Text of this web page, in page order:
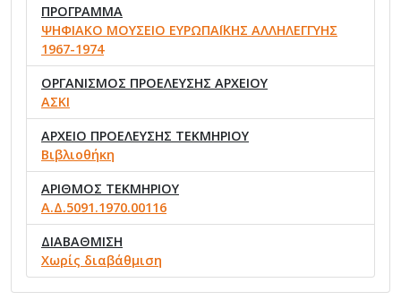
ΠΡΟΓΡΑΜΜΑ
ΨΗΦΙΑΚΟ ΜΟΥΣΕΙΟ ΕΥΡΩΠΑΪΚΗΣ ΑΛΛΗΛΕΓΓΥΗΣ
1967-1974
ΟΡΓΑΝΙΣΜΟΣ ΠΡΟΕΛΕΥΣΗΣ ΑΡΧΕΙΟΥ
ΑΣΚΙ
ΑΡΧΕΙΟ ΠΡΟΕΛΕΥΣΗΣ ΤΕΚΜΗΡΙΟΥ
Βιβλιοθήκη
ΑΡΙΘΜΟΣ ΤΕΚΜΗΡΙΟΥ
Α.Δ.5091.1970.00116
ΔΙΑΒΑΘΜΙΣΗ
Χωρίς διαβάθμιση